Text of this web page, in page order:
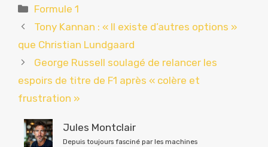
Catégories
Formule 1
Tony Kannan : « Il existe d’autres options »
que Christian Lundgaard
George Russell soulagé de relancer les
espoirs de titre de F1 après « colère et
frustration »
Jules Montclair
Depuis toujours fasciné par les machines